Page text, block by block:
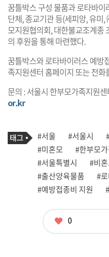
꿈틀박스 구성 물품과 로타바
단체, 종교기관 등(세피앙, 유미
모지원협의회, 대한불교조계종
의 후원을 통해 마련했다.
꿈틀박스와 로타바이러스 예방
족지원센터 홈페이지 또는 전화
문의 : 서울시 한부모가족지원
or.kr
기
사
관
련
태
그
태
그
#서울 #서울시
#미혼모
#한부모
#서울특별시
#비
#출산양육물품
#
#예방접종비 지원
좋
0